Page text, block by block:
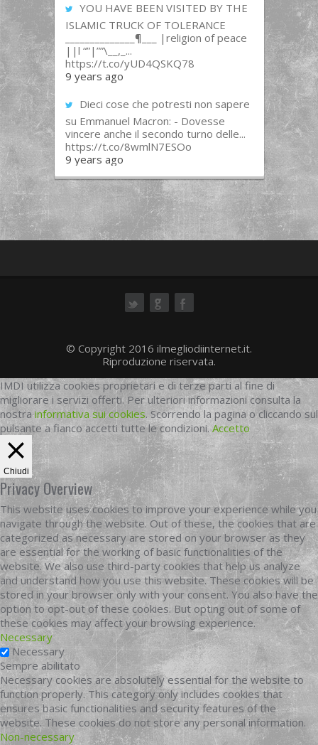
YOU HAVE BEEN VISITED BY THE
ISLAMIC TRUCK OF TOLERANCE
______________¶___ |religion of peace
||l “”|””\__,_...
https://t.co/yUD4QSKQ78
9 years ago
Dieci cose che potresti non sapere
su Emmanuel Macron: - Dovesse
vincere anche il secondo turno delle...
https://t.co/8wmlN7ESOo
9 years ago
© Copyright 2016 ilmegliodiinternet.it.
Riproduzione riservata.
IMDI utilizza cookies proprietari e di terze parti al fine di
migliorare i servizi offerti. Per ulteriori informazioni consulta la
nostrainformativa sui cookies. Scorrendo la pagina o cliccando sul
pulsante a fianco accetti tutte le condizioni.Accetto
Chiudi
Privacy Overview
This website uses cookies to improve your experience while you
navigate through the website. Out of these, the cookies that are
categorized as necessary are stored on your browser as they
are essential for the working of basic functionalities of the
website. We also use third-party cookies that help us analyze
and understand how you use this website. These cookies will be
stored in your browser only with your consent. You also have the
option to opt-out of these cookies. But opting out of some of
these cookies may affect your browsing experience.
Necessary
Necessary
Sempre abilitato
Necessary cookies are absolutely essential for the website to
function properly. This category only includes cookies that
ensures basic functionalities and security features of the
website. These cookies do not store any personal information.
Non-necessary